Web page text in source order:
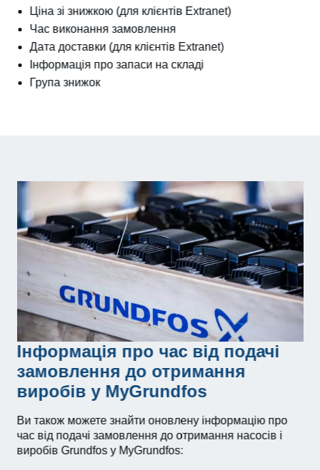
Ціна зі знижкою (для клієнтів Extranet)
Час виконання замовлення
Дата доставки (для клієнтів Extranet)
Інформація про запаси на складі
Група знижок
Інформація про час від подачі
замовлення до отримання
виробів у MyGrundfos
Ви також можете знайти оновлену інформацію про
час від подачі замовлення до отримання насосів і
виробів Grundfos у MyGrundfos: